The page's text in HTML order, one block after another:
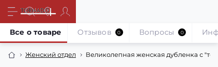
Женский отдел Великолепная женская дубленка с
Все о товаре Отзывов 0 Вопросы 0